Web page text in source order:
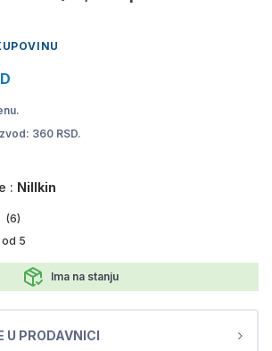
360 RSD.
: Nillkin
(6)
5
Ima na stanju
U PRODAVNICI